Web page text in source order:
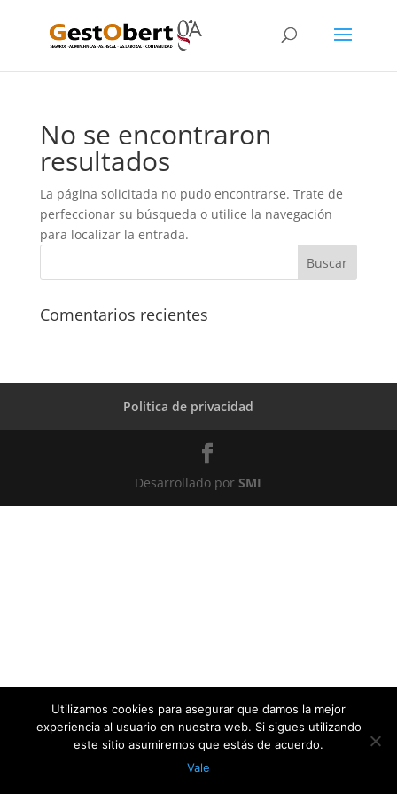
No se encontraron
resultados
La página solicitada no pudo encontrarse. Trate de
perfeccionar su búsqueda o utilice la navegación
para localizar la entrada.
Comentarios recientes
Politica de privacidad
Desarrollado porSMI
Utilizamos cookies para asegurar que damos la mejor
experiencia al usuario en nuestra web. Si sigues utilizando
este sitio asumiremos que estás de acuerdo.
Vale